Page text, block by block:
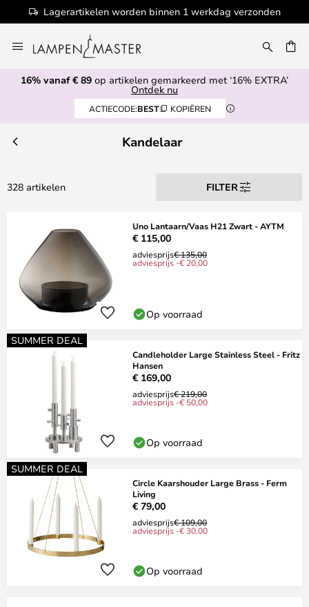
verzonden 100+ designermerken
naar
de
inhoud
16% vanaf € 89 op artikelen gemarkeerd met ‘16% EXTRA’
Ontdek nu
ACTIECODE:BEST KOPIËREN
Kandelaar
328 artikelen FILTER
Uno Lantaarn/Vaas H21 Zwart - AYTM
€ 115,00
adviesprijs€ 135,00
adviesprijs -€ 20,00
Op voorraad
SUMMER DEAL
Candleholder Large Stainless Steel - Fritz
Hansen
€ 169,00
adviesprijs€ 219,00
adviesprijs -€ 50,00
Op voorraad
SUMMER DEAL
Circle Kaarshouder Large Brass - Ferm
Living
€ 79,00
adviesprijs€ 109,00
adviesprijs -€ 30,00
Op voorraad